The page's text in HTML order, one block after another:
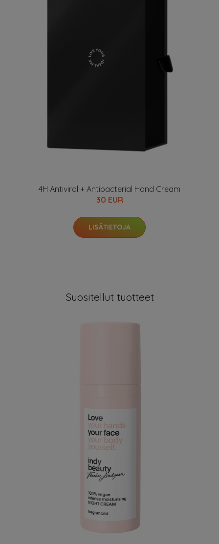
4H Antiviral + Antibacterial Hand Cream
30 EUR
LISÄTIETOJA
Suositellut tuotteet